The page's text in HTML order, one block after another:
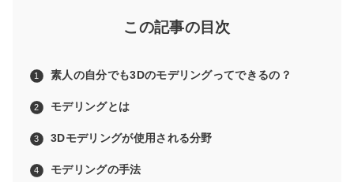
この記事の目次
素人の自分でも3Dのモデリングってできるの？
モデリングとは
3Dモデリングが使用される分野
モデリングの手法